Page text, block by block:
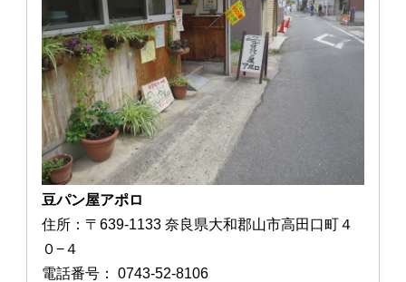
豆パン屋アポロ
住所：〒639-1133 奈良県大和郡山市高田口町４
０−４
電話番号： 0743-52-8106